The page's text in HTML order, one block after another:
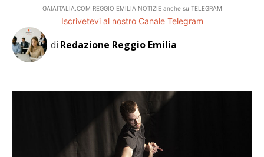
GAIAITALIA.COM REGGIO EMILIA NOTIZIE anche su TELEGRAM
Iscrivetevi al nostro Canale Telegram
di Redazione Reggio Emilia